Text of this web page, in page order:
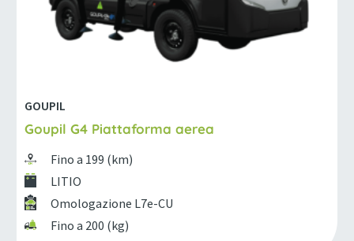
GOUPIL
Goupil G4 Piattaforma aerea
Fino a 199 (km)
LITIO
Omologazione L7e-CU
Fino a 200 (kg)